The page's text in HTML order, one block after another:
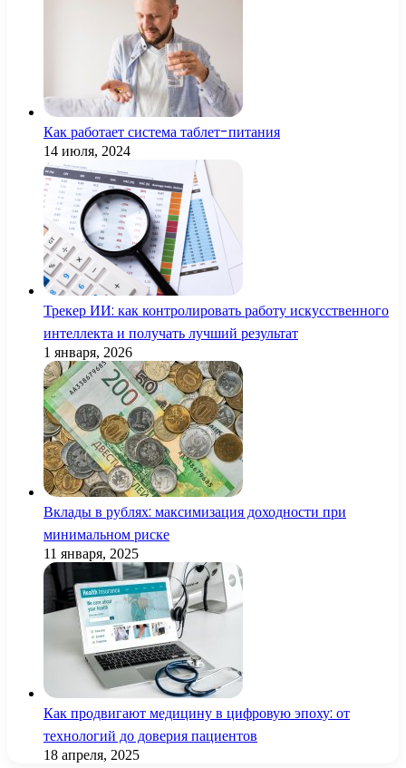
Как работает система таблет-питания
14 июля, 2024
Трекер ИИ: как контролировать работу искусственного
интеллекта и получать лучший результат
1 января, 2026
Вклады в рублях: максимизация доходности при
минимальном риске
11 января, 2025
Как продвигают медицину в цифровую эпоху: от
технологий до доверия пациентов
18 апреля, 2025